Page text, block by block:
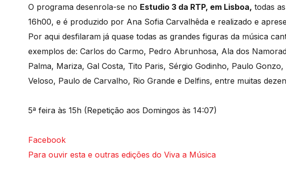
O programa desenrola-se no Estudio 3 da RTP, em Lisboa, todas
16h00, e é produzido por Ana Sofia Carvalhêda e realizado e
Por aqui desfilaram já quase todas as grandes figuras da música
exemplos de: Carlos do Carmo, Pedro Abrunhosa, Ala dos
Palma, Mariza, Gal Costa, Tito Paris, Sérgio Godinho, Paulo
Veloso, Paulo de Carvalho, Rio Grande e Delfins, entre muitas
5ª feira às 15h (Repetição aos Domingos às 14:07)
Facebook
Para ouvir esta e outras edições do Viva a Música